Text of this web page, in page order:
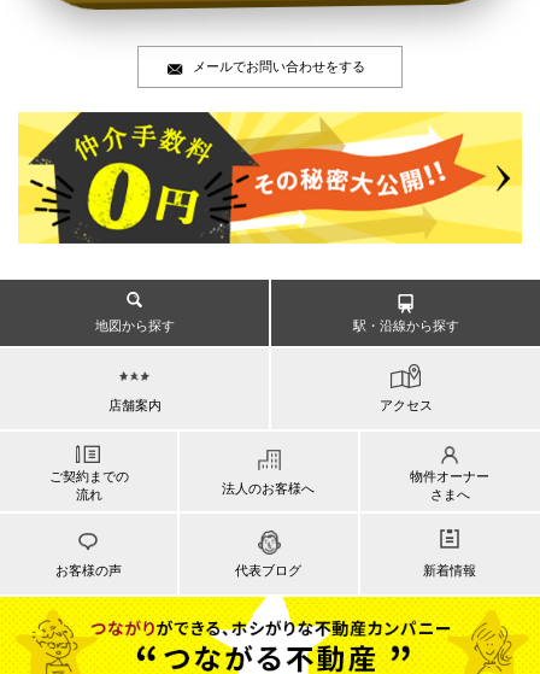
メールでお問い合わせをする
地図から探す 駅・沿線から探す
店舗案内 アクセス
ご契約までの
流れ
法人のお客様へ
物件オーナー
さまへ
お客様の声 代表ブログ 新着情報